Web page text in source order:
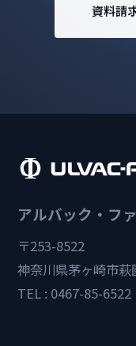
資料請
アルバック・フ
〒253-8522
神奈川県茅ヶ崎市
TEL : 0467-85-6522